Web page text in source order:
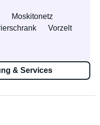
Moskitonetz
Vorzelt
& Services